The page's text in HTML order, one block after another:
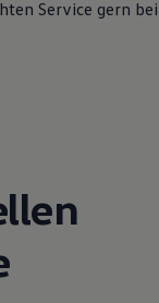
Shop
Service gern bei